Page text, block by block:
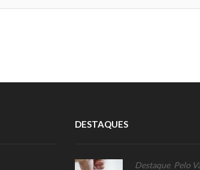
DESTAQUES
Destaque, Pelo